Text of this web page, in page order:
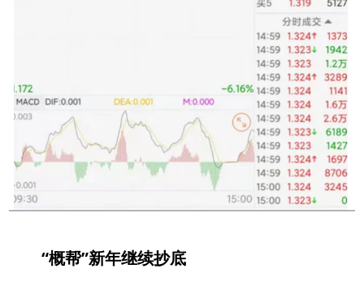
“概帮”新年继续抄底